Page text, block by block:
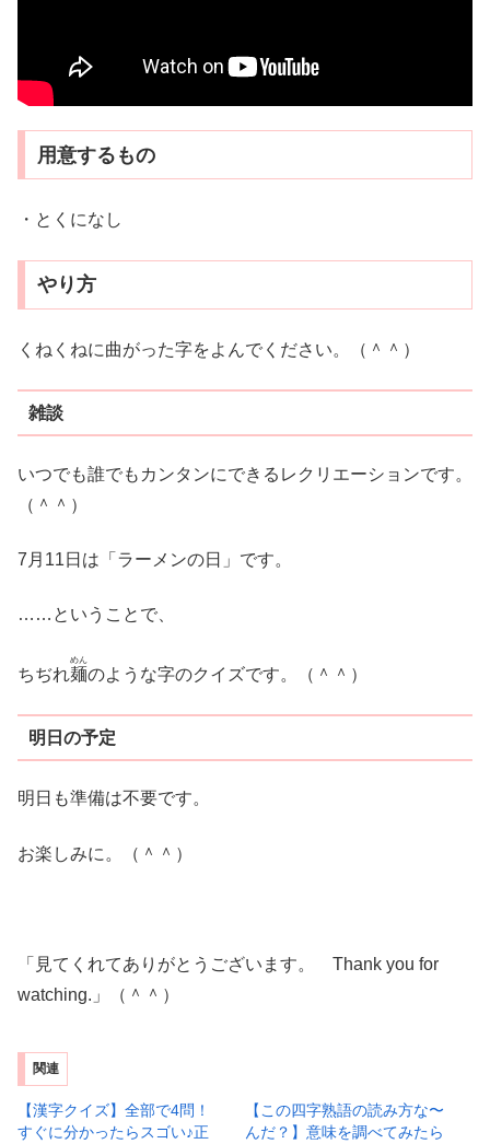
用意するもの
・とくになし
やり方
くねくねに曲がった字をよんでください。（＾＾）
雑談
いつでも誰でもカンタンにできるレクリエーションです。
（＾＾）
7月11日は「ラーメンの日」です。
……ということで、
ちぢれ麺
めん
のような字のクイズです。（＾＾）
明日の予定
明日も準備は不要です。
お楽しみに。（＾＾）
「見てくれてありがとうございます。 Thank you for
watching.」（＾＾）
関連
【漢字クイズ】全部で4問！
すぐに分かったらスゴい♪正
【この四字熟語の読み方な〜
んだ？】意味を調べてみたら